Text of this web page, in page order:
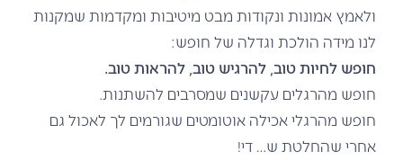
ולאמץ אמונות ונקודות מבט מיטיבות ומקדמות שמקנות
לנו מידה הולכת וגדלה של חופש:
חופש לחיות טוב, להרגיש טוב, להראות טוב.
חופש מהרגלים עקשנים שמסרבים להשתנות.
חופש מהרגלי אכילה אוטומטים שגורמים לך לאכול גם
אחרי שהחלטת ש… די!